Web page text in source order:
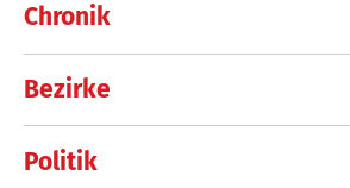
Chronik
Bezirke
Politik